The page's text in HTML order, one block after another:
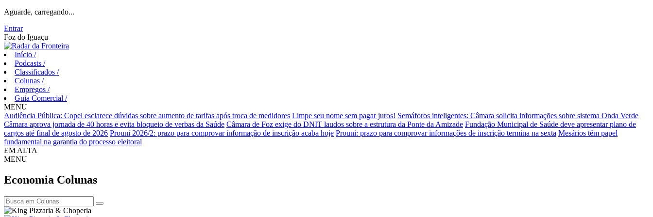
Aguarde, carregando...
Entrar
Foz do Iguaçu
Início /
Podcasts /
Classificados /
Colunas /
Empregos /
Guia Comercial /
MENU
Audiência Pública: Copel esclarece dúvidas sobre aumento de tarifas após troca de medidores Limpe seu nome sem pagar juros! Semáforos inteligentes: Câmara solicita informações sobre sistema Onda Verde
Câmara aprova jornada de 40 horas e evita bloqueio de verbas da Saúde Câmara de Foz exige do DNIT laudos sobre a estrutura da Ponte da Amizade Fundação Municipal de Saúde deve apresentar plano de
cargos até final de agosto de 2026 Prouni 2026/2: prazo para comprovar informação de inscrição acaba hoje Prouni: prazo para comprovar informações de inscrição termina na sexta Mesários têm papel
fundamental na garantia do processo eleitoral
EM ALTA
MENU
Economia Colunas